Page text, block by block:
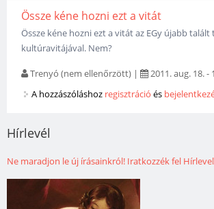
Össze kéne hozni ezt a vitát
Össze kéne hozni ezt a vitát az EGy újabb talált
kultúravitájával. Nem?
Trenyó (nem ellenőrzött) | 2011. aug. 18. -
A hozzászóláshoz regisztráció és
Hírlevél
Ne maradjon le új írásainkról! Iratkozzék fel